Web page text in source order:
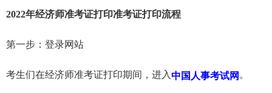
2022年经济师准考证打印准考证打印流程
第一步：登录网站
考生们在经济师准考证打印期间，进入中国人事考试网。